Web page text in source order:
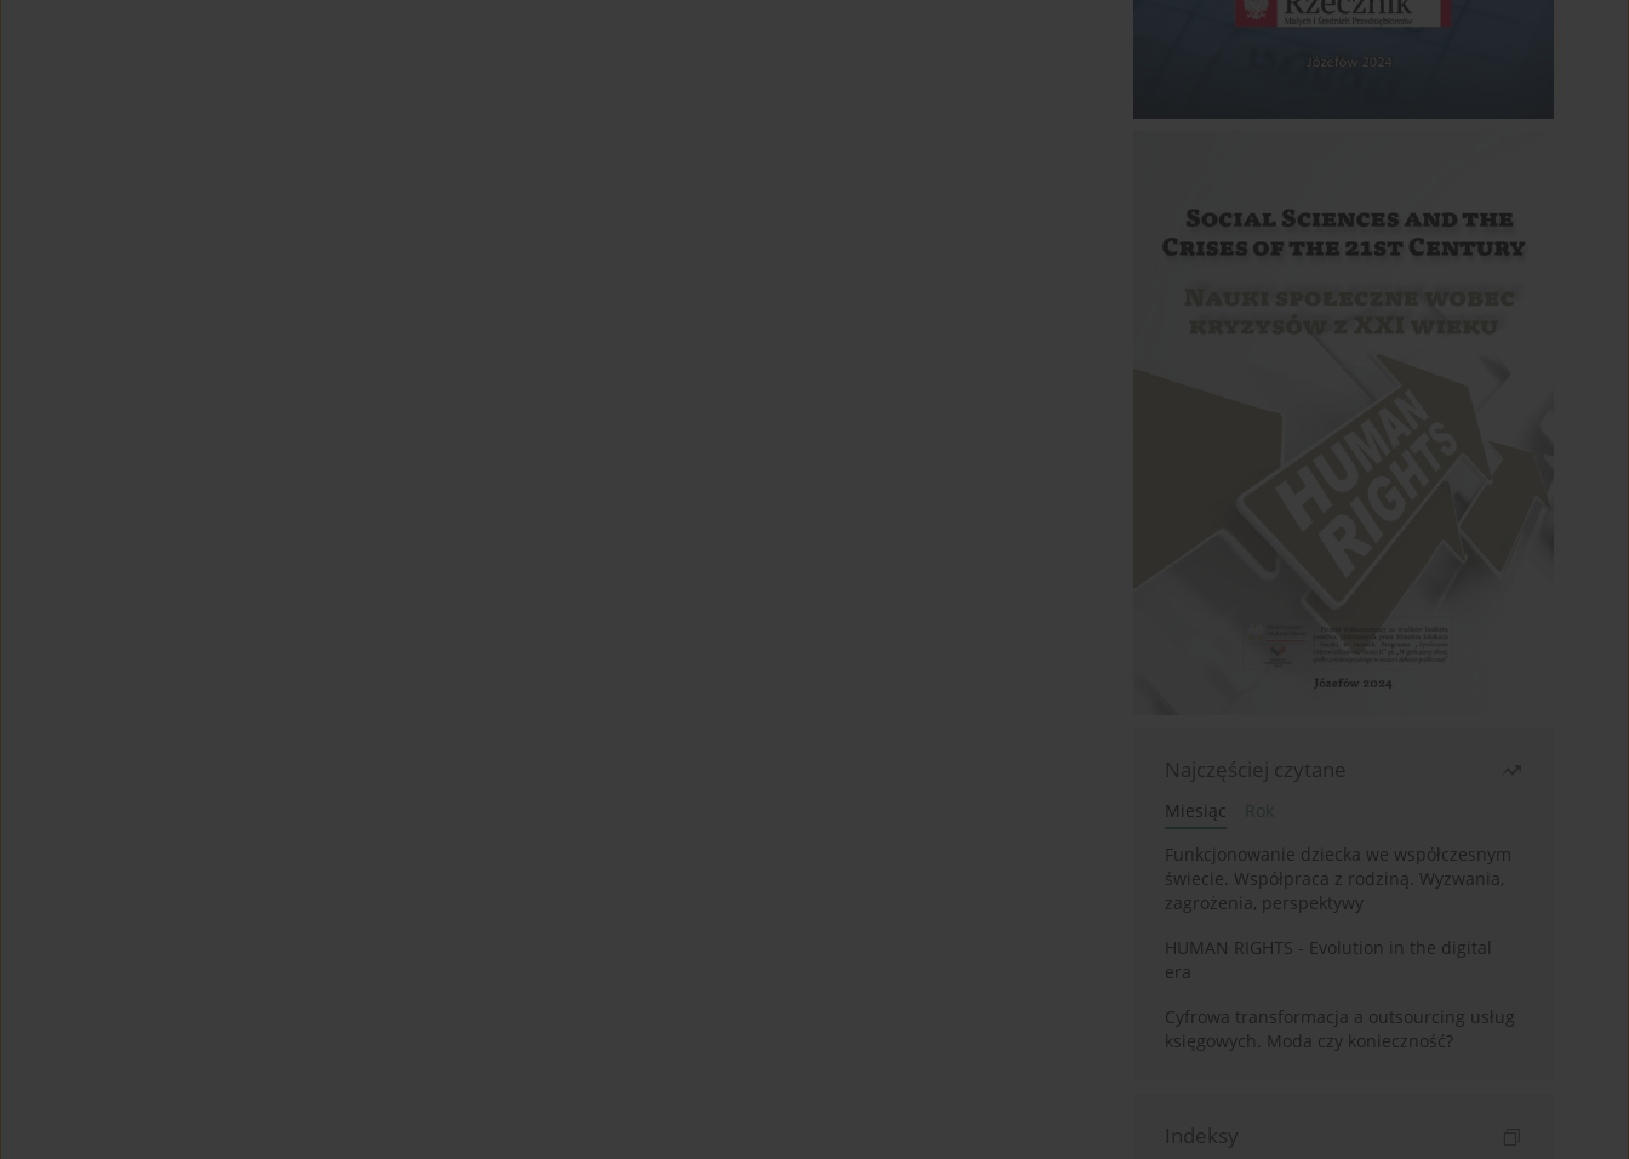
Najczęściej czytane
Miesiąc
Rok
Funkcjonowanie dziecka we współczesnym
świecie. Współpraca z rodziną. Wyzwania,
zagrożenia, perspektywy
HUMAN RIGHTS - Evolution in the digital
era
Cyfrowa transformacja a outsourcing usług
księgowych. Moda czy konieczność?
Indeksy